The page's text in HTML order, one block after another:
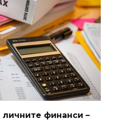
финанси –